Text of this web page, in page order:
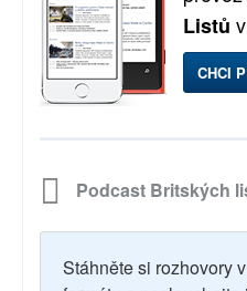
Listů
CHCI
Podcast Britských
Stáhněte si rozhovory